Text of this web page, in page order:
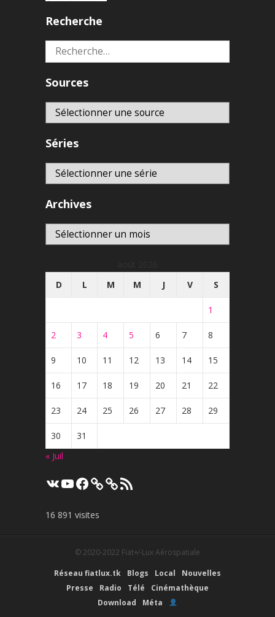
Recherche
Rechercher :
Sources
Séries
Archives
Archives
D
L M M J V S
1
2 3 4 5 6 7 8
9 10 11 12 13 14 15
16 17 18 19 20 21 22
23 24 25 26 27 28 29
30
31
« Juil
VK YouTube
Facebook Flux
RSS
16 891 visites
© 2020-2022 Fiat+⁄-Lux Aérospatiale
Réseau fiatlux.tk
Blogs Local
Nouvelles
Presse
Radio Télé
Cinémathèque
Download
Méta